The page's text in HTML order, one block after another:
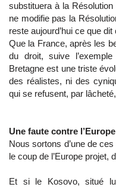
substituera à la
ne modifie pas la
reste aujourd’hui ce que dit
Que la France, après les
du droit, suive
Bretagne est une triste
des réalistes, ni des
qui se refusent, par
Une faute contre
Nous sortons d’une de
le coup de l’Europe projet,
Et si le Kosovo, situé